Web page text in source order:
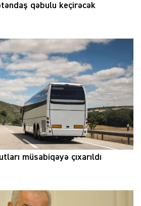
qəbulu keçirəcək
müsabiqəyə çıxarıldı